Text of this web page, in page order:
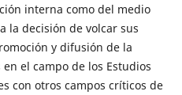
interna como del medio
la decisión de volcar sus
y difusión de la
el campo de los Estudios
con otros campos críticos de